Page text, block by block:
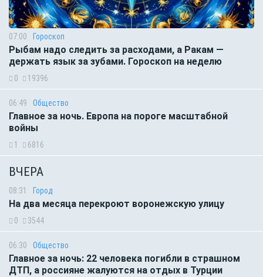
07:00 Гороскоп
Рыбам надо следить за расходами, а Ракам —
держать язык за зубами. Гороскоп на неделю
0 19396
06:49 Общество
Главное за ночь. Европа на пороге масштабной
войны
1 6816
ВЧЕРА
08:31 Город
На два месяца перекроют воронежскую улицу
0 3544
06:30 Общество
Главное за ночь: 22 человека погибли в страшном
ДТП, а россияне жалуются на отдых в Турции